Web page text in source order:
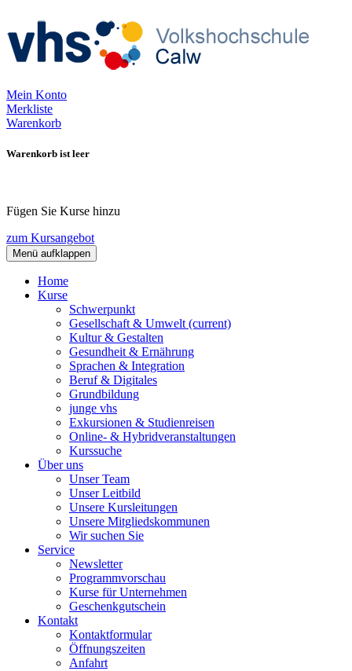
Mein Konto
Merkliste
Warenkorb
Warenkorb ist leer
Fügen Sie Kurse hinzu
zum Kursangebot
Menü aufklappen
Home
Kurse
Schwerpunkt
Gesellschaft & Umwelt (current)
Kultur & Gestalten
Gesundheit & Ernährung
Sprachen & Integration
Beruf & Digitales
Grundbildung
junge vhs
Exkursionen & Studienreisen
Online- & Hybridveranstaltungen
Kurssuche
Über uns
Unser Team
Unser Leitbild
Unsere Kursleitungen
Unsere Mitgliedskommunen
Wir suchen Sie
Service
Newsletter
Programmvorschau
Kurse für Unternehmen
Geschenkgutschein
Kontakt
Kontaktformular
Öffnungszeiten
Anfahrt